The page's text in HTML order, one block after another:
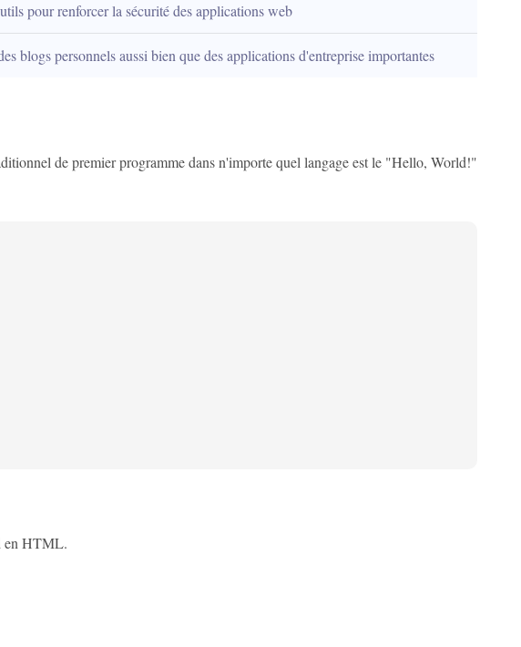
pour renforcer la sécurité des applications web
blogs personnels aussi bien que des applications d'entreprise importantes
de premier programme dans n'importe quel langage est le "Hello, World!"
en HTML.